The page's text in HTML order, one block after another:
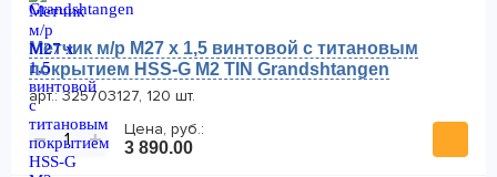
Метчик м/р М27 х 1,5 винтовой с титановым
покрытием HSS-G M2 TIN Grandshtangen
арт.: 325703127, 120 шт.
− +
Цена, руб.:
3 890.00